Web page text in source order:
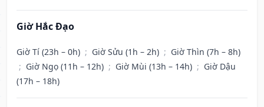
Giờ Hắc Đạo
Giờ Tí (23h – 0h) ; Giờ Sửu (1h – 2h) ; Giờ Thìn (7h – 8h)
; Giờ Ngọ (11h – 12h) ; Giờ Mùi (13h – 14h) ; Giờ Dậu
(17h – 18h)